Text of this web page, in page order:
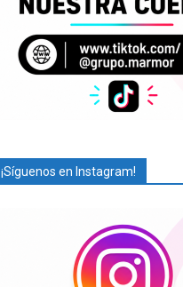
¡Síguenos en Instagram!